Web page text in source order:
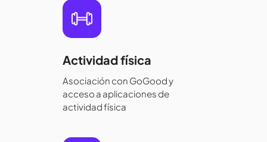
Actividad física
Asociación con GoGood y
acceso a aplicaciones de
actividad física